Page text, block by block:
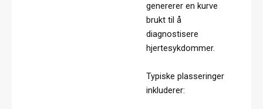
genererer en kurve
brukt til å
diagnostisere
hjertesykdommer.
Typiske plasseringer
inkluderer: